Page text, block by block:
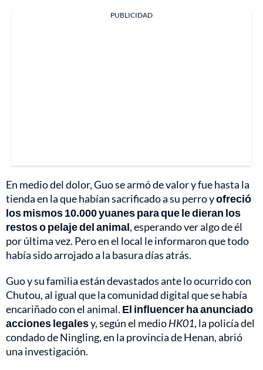
PUBLICIDAD
En medio del dolor, Guo se armó de valor y fue hasta la
tienda en la que habían sacrificado a su perro yofreció
los mismos 10.000 yuanes para que le dieran los
restos o pelaje del animal, esperando ver algo de él
por última vez. Pero en el local le informaron que todo
había sido arrojado a la basura días atrás.
Guo y su familia están devastados ante lo ocurrido con
Chutou, al igual que la comunidad digital que se había
encariñado con el animal. El influencer ha anunciado
acciones legalesy, según el medioHK01, la policía del
condado de Ningling, en la provincia de Henan, abrió
una investigación.